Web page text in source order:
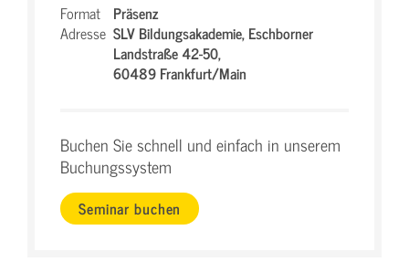
Format Präsenz
Adresse SLV Bildungsakademie,Eschborner
Landstraße 42-50,
60489 Frankfurt/Main
Buchen Sie schnell und einfach in unserem
Buchungssystem
Seminar buchen